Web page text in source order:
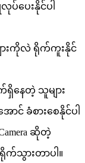
ပေးနိုင်ပါ
များကိုလဲ ရိုက်ကူးနိုင်
က်ရှိနေတဲ့ သူများ
ခံစားစေနိုင်ပါ
ဆိုတဲ့
သွားတာပါ။